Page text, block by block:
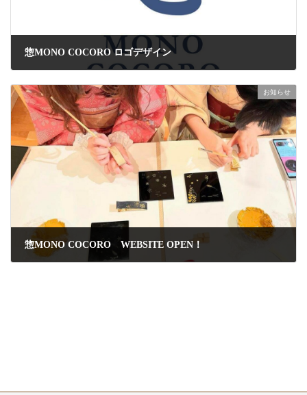
惣MONO COCORO ロゴデザイン
お知らせ
惣MONO COCORO WEBSITE OPEN！